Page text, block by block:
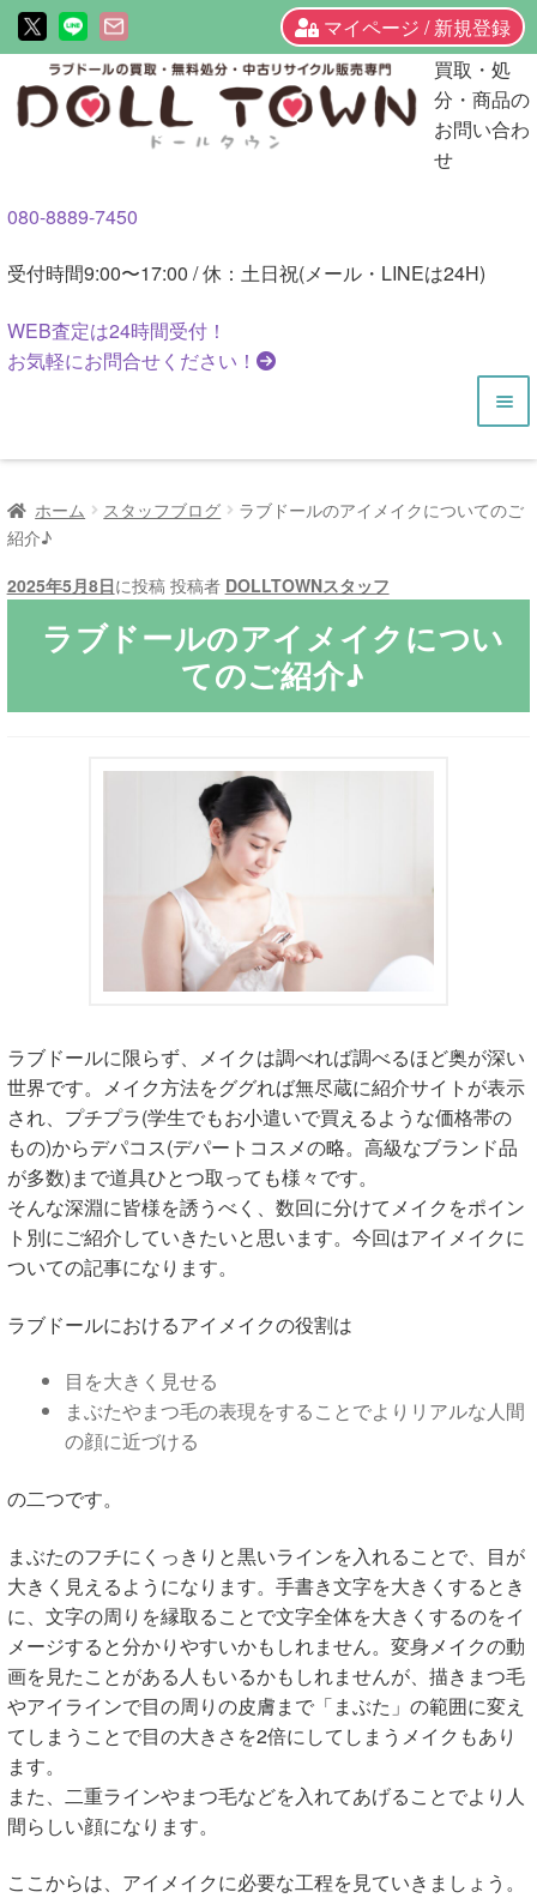
マイページ / 新規登録
ビ
ゲ
ョ
へ
キ
ッ
ン
テ
へ
キ
プ
買取・処
分・商品の
お問い合わ
せ
080-8889-7450
受付時間9:00〜17:00 / 休：土日祝(メール・LINEは24H)
WEB査定は24時間受付！
お気軽にお問合せください！
HOME
商品一覧
ご利用ガイド
ラブドール買取・処分
サ
メ
無料引き取り
ホーム スタッフブログ
ラブドールのアイメイクについてのご
紹介♪
2025年5月8日に投稿 投稿者 DOLLTOWNスタッフ
ラブドールのアイメイクについ
てのご紹介♪
ラブドールに限らず、メイクは調べれば調べるほど奥が深い
世界です。メイク方法をググれば無尽蔵に紹介サイトが表示
され、プチプラ(学生でもお小遣いで買えるような価格帯の
もの)からデパコス(デパートコスメの略。高級なブランド品
が多数)まで道具ひとつ取っても様々です。
そんな深淵に皆様を誘うべく、数回に分けてメイクをポイン
ト別にご紹介していきたいと思います。今回はアイメイクに
ついての記事になります。
ラブドールにおけるアイメイクの役割は
目を大きく見せる
まぶたやまつ毛の表現をすることでよりリアルな人間
の顔に近づける
の二つです。
まぶたのフチにくっきりと黒いラインを入れることで、目が
大きく見えるようになります。手書き文字を大きくするとき
に、文字の周りを縁取ることで文字全体を大きくするのをイ
メージすると分かりやすいかもしれません。変身メイクの動
画を見たことがある人もいるかもしれませんが、描きまつ毛
やアイラインで目の周りの皮膚まで「まぶた」の範囲に変え
てしまうことで目の大きさを2倍にしてしまうメイクもあり
ます。
また、二重ラインやまつ毛などを入れてあげることでより人
間らしい顔になります。
ここからは、アイメイクに必要な工程を見ていきましょう。